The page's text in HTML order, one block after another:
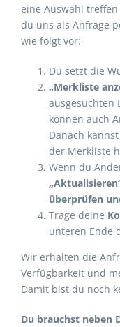
eine Auswahl
du uns als Anfrage
wie folgt vor:
Du setzt die
„Merkliste
ausgesuchten
können auch
Danach
der Merkliste
Wenn du
überprüfen
Trage deine
unteren Ende
Wir erhalten die
Verfügbarkeit und
Damit bist du noch
Du brauchst neben